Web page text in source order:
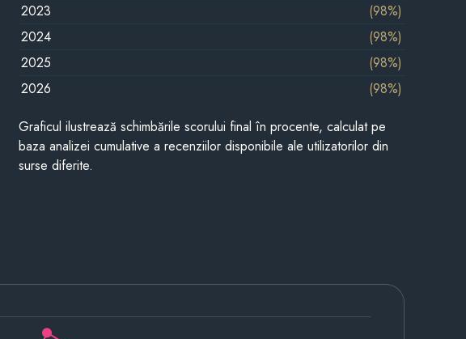
2023
(98%)
2024
(98%)
2025
(98%)
2026
(98%)
Graficul ilustrează schimbările scorului final în procente, calculat pe
baza analizei cumulative a recenziilor disponibile ale utilizatorilor din
surse diferite.